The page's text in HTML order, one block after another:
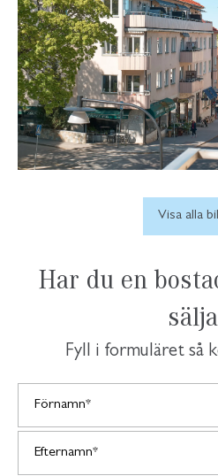
Visa alla
Har du en
Fyll i formuläret så